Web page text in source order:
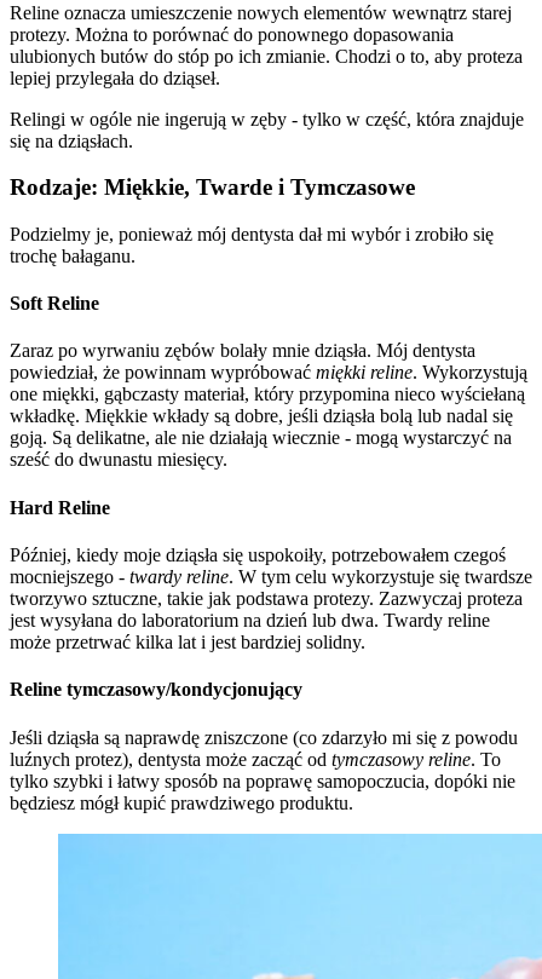
Reline oznacza umieszczenie nowych elementów wewnątrz starej
protezy. Można to porównać do ponownego dopasowania
ulubionych butów do stóp po ich zmianie. Chodzi o to, aby proteza
lepiej przylegała do dziąseł.
Relingi w ogóle nie ingerują w zęby - tylko w część, która znajduje
się na dziąsłach.
Rodzaje: Miękkie, Twarde i Tymczasowe
Podzielmy je, ponieważ mój dentysta dał mi wybór i zrobiło się
trochę bałaganu.
Soft Reline
Zaraz po wyrwaniu zębów bolały mnie dziąsła. Mój dentysta
powiedział, że powinnam wypróbować miękki reline. Wykorzystują
one miękki, gąbczasty materiał, który przypomina nieco wyściełaną
wkładkę. Miękkie wkłady są dobre, jeśli dziąsła bolą lub nadal się
goją. Są delikatne, ale nie działają wiecznie - mogą wystarczyć na
sześć do dwunastu miesięcy.
Hard Reline
Później, kiedy moje dziąsła się uspokoiły, potrzebowałem czegoś
mocniejszego - twardy reline. W tym celu wykorzystuje się twardsze
tworzywo sztuczne, takie jak podstawa protezy. Zazwyczaj proteza
jest wysyłana do laboratorium na dzień lub dwa. Twardy reline
może przetrwać kilka lat i jest bardziej solidny.
Reline tymczasowy/kondycjonujący
Jeśli dziąsła są naprawdę zniszczone (co zdarzyło mi się z powodu
luźnych protez), dentysta może zacząć od tymczasowy reline. To
tylko szybki i łatwy sposób na poprawę samopoczucia, dopóki nie
będziesz mógł kupić prawdziwego produktu.